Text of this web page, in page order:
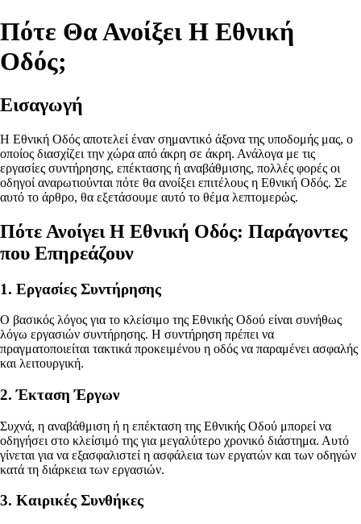
Πότε Θα Ανοίξει Η Εθνική
Οδός;
Εισαγωγή
Η Εθνική Οδός αποτελεί έναν σημαντικό άξονα της υποδομής μας, ο
οποίος διασχίζει την χώρα από άκρη σε άκρη. Ανάλογα με τις
εργασίες συντήρησης, επέκτασης ή αναβάθμισης, πολλές φορές οι
οδηγοί αναρωτιούνται πότε θα ανοίξει επιτέλους η Εθνική Οδός. Σε
αυτό το άρθρο, θα εξετάσουμε αυτό το θέμα λεπτομερώς.
Πότε Ανοίγει Η Εθνική Οδός: Παράγοντες
που Επηρεάζουν
1. Εργασίες Συντήρησης
Ο βασικός λόγος για το κλείσιμο της Εθνικής Οδού είναι συνήθως
λόγω εργασιών συντήρησης. Η συντήρηση πρέπει να
πραγματοποιείται τακτικά προκειμένου η οδός να παραμένει ασφαλής
και λειτουργική.
2. Έκταση Έργων
Συχνά, η αναβάθμιση ή η επέκταση της Εθνικής Οδού μπορεί να
οδηγήσει στο κλείσιμό της για μεγαλύτερο χρονικό διάστημα. Αυτό
γίνεται για να εξασφαλιστεί η ασφάλεια των εργατών και των οδηγών
κατά τη διάρκεια των εργασιών.
3. Καιρικές Συνθήκες